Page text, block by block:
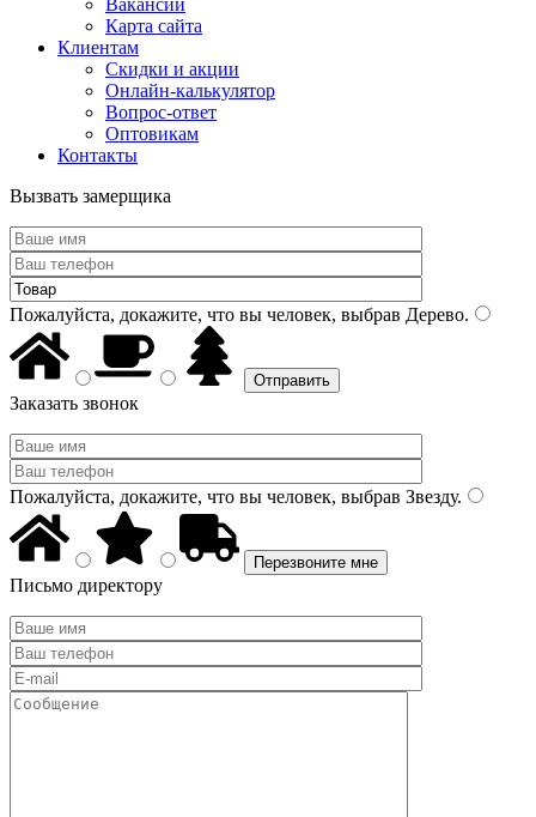
Вакансии
Карта сайта
Клиентам
Скидки и акции
Онлайн-калькулятор
Вопрос-ответ
Оптовикам
Контакты
Вызвать замерщика
Пожалуйста, докажите, что вы человек, выбрав Дерево.
Заказать звонок
Пожалуйста, докажите, что вы человек, выбрав Звезду.
Письмо директору